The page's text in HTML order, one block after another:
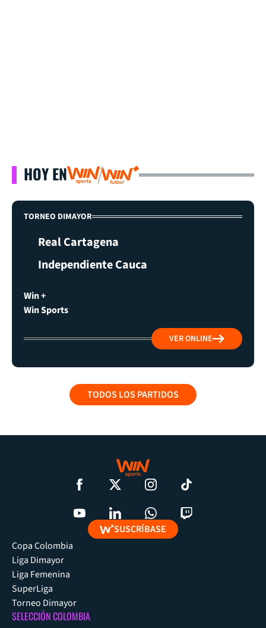
HOY EN
TORNEO DIMAYOR
Real Cartagena
Independiente Cauca
Win +
Win Sports
VER ONLINE
TODOS LOS PARTIDOS
SUSCRÍBASE
Copa Colombia
Liga Dimayor
Liga Femenina
SuperLiga
Torneo Dimayor
SELECCIÓN COLOMBIA